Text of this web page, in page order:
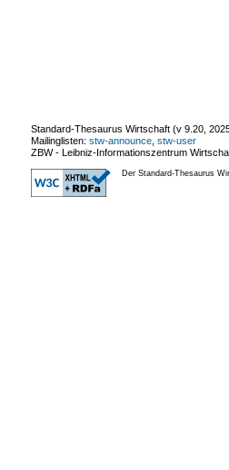
Standard-Thesaurus Wirtschaft (v 9.20
Mailinglisten: stw-announce stw-user
ZBW - Leibniz-Informationszentrum
Der Standard-Thesaurus